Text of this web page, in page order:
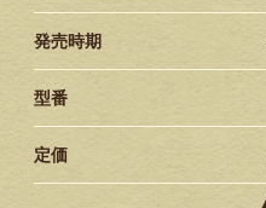
発売時期
型番
定価